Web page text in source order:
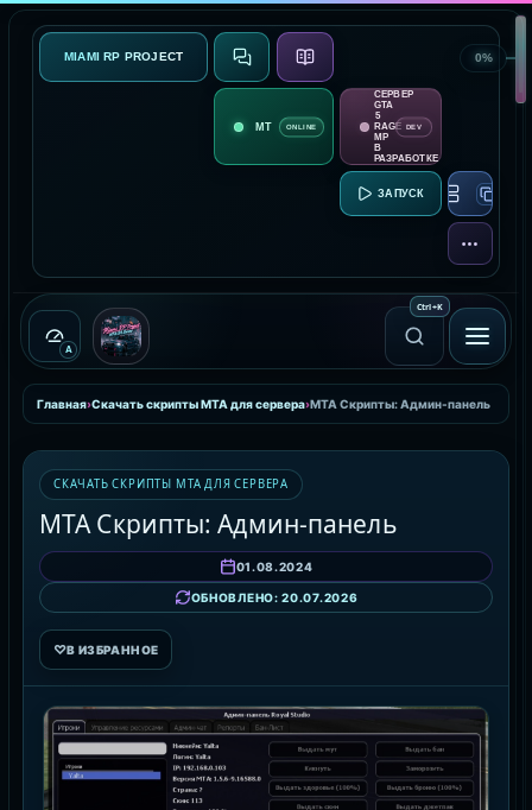
MIAMI RP PROJECT О ПРОЕКТЕ
ONLINE
СЕРВЕР
GTA
5
RAGE
MP
В
РАЗРАБОТКЕ
DEV
RAGE
ЕЩЁ
Ctrl+K
A
Главная›Скачать скрипты MTA для сервера›MTA Скрипты: Админ-панель
СКАЧАТЬ СКРИПТЫ MTA ДЛЯ СЕРВЕРА
MTA Скрипты: Админ-панель
01.08.2024
ОБНОВЛЕНО: 20.07.2026
♡В ИЗБРАННОЕ
0%